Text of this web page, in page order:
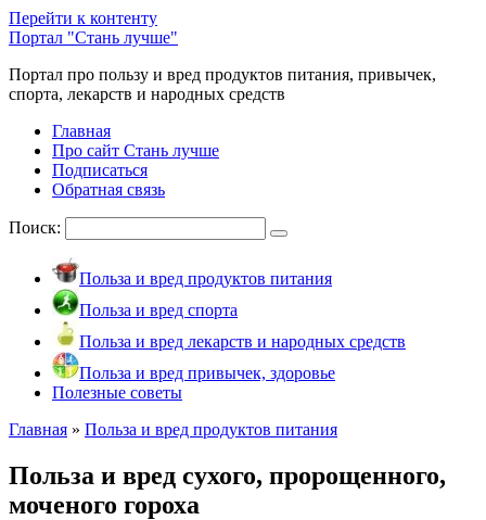
Перейти к контенту
Портал "Стань лучше"
Портал про пользу и вред продуктов питания, привычек,
спорта, лекарств и народных средств
Главная
Про сайт Стань лучше
Подписаться
Обратная связь
Поиск:
Польза и вред продуктов питания
Польза и вред спорта
Польза и вред лекарств и народных средств
Польза и вред привычек, здоровье
Полезные советы
Главная » Польза и вред продуктов питания
Польза и вред сухого, пророщенного,
моченого гороха